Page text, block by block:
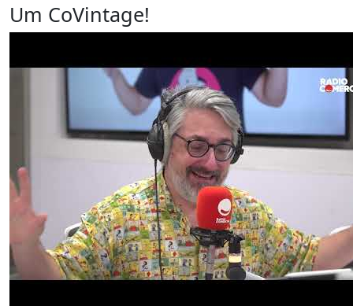
Um CoVintage!